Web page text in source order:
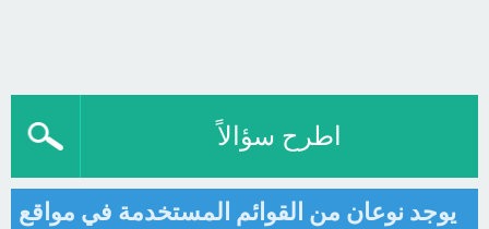
اطرح سؤالاً
يوجد نوعان من القوائم المستخدمة في مواقع